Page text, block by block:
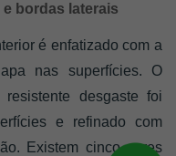
bordas laterais
é enfatizado com a
nas superfícies. O
desgaste foi
e refinado com
Existem cinco cores